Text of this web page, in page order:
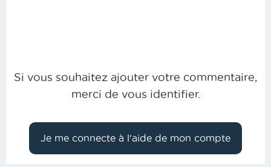
Si vous souhaitez ajouter votre commentaire,
merci de vous identifier.